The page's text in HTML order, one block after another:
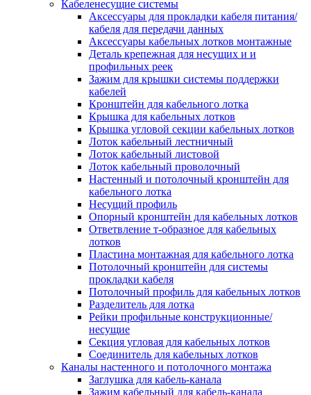
Торцевая клемма клеммной
Короба кабельные
Короб распределительный
Материал монтажный
Держатель кабельный зажимной
Зажим балочный
Зажим/клипса для крепления труб
Скоба крепежная
Скоба с гвоздем
Соединитель провода
Материалы для подключения
Аксессуары для
коробок/корпусов для монтажа в
и в потолке
Зажим безвинтовой клеммный
Коробка клеммная
Коробка распределительная для
Крышка для распределительной
коробки/корпуса для монтажа в
в потолке
Распределительная коробка/
монтажа в стене и в потолке
Распределительная коробка/
Система электромонтажных колонн
Электромонтажная колонна
Системы ввода для кабелей и проводов
Ввод кабельный/сальник
Уплотнитель для кабельного
Кабеленесущие системы
Аксессуары для прокладки кабеля питания/
кабеля для передачи данных
Аксессуары кабельных лотков монтажные
Деталь крепежная для несущих и и
профильных реек
Зажим для крышки системы поддержки
кабелей
Кронштейн для кабельного лотка
Крышка для кабельных лотков
Крышка угловой секции кабельных лотков
Лоток кабельный лестничный
Лоток кабельный листовой
Лоток кабельный проволочный
Настенный и потолочный кронштейн для
кабельного лотка
Несущий профиль
Опорный кронштейн для кабельных лотков
Ответвление т-образное для кабельных
лотков
Пластина монтажная для кабельного лотка
Потолочный кронштейн для системы
прокладки кабеля
Потолочный профиль для кабельных лотков
Разделитель для лотка
Рейки профильные конструкционные/
несущие
Секция угловая для кабельных лотков
Соединитель для кабельных лотков
Каналы настенного и потолочного монтажа
Заглушка для кабель-канала
Зажим кабельный для кабель-канала